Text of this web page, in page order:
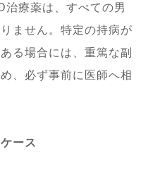
治療薬は、すべての男
ません。特定の持病が
る場合には、重篤な副
、必ず事前に医師へ相
ース